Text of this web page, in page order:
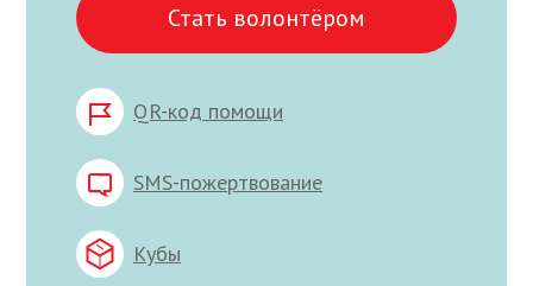
Стать волонтёром
QR-код помощи
SMS-пожертвование
Кубы